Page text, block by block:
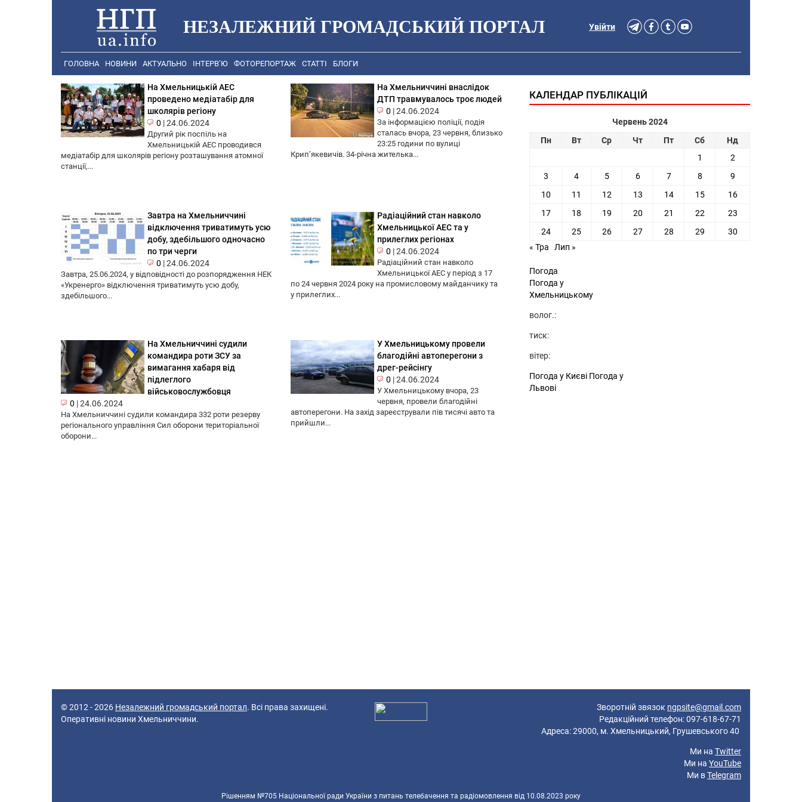
НЕЗАЛЕЖНИЙ ГРОМАДСЬКИЙ ПОРТАЛ Увійти
ГОЛОВНА НОВИНИ АКТУАЛЬНО ІНТЕРВ’Ю ФОТОРЕПОРТАЖ СТАТТІ БЛОГИ
На Хмельницькій АЕС
проведено медіатабір для
школярів регіону
0 |24.06.2024
Другий рік поспіль на
Хмельницькій АЕС проводився
медіатабір для школярів регіону розташування атомної
станції,...
На Хмельниччині внаслідок
ДТП травмувалось троє людей
0 |24.06.2024
За інформацією поліції, подія
сталась вчора, 23 червня, близько
23:25 години по вулиці
Крип’якевичів. 34-річна жителька...
Завтра на Хмельниччині
відключення триватимуть усю
добу, здебільшого одночасно
по три черги
0 |24.06.2024
Завтра, 25.06.2024, у відповідності до розпорядження НЕК
«Укренерго» відключення триватимуть усю добу,
здебільшого...
Радіаційний стан навколо
Хмельницької АЕС та у
прилеглих регіонах
0 |24.06.2024
Радіаційний стан навколо
Хмельницької АЕС у період з 17
по 24 червня 2024 року на промисловому майданчику та
у прилеглих...
На Хмельниччині судили
командира роти ЗСУ за
вимагання хабаря від
підлеглого
військовослужбовця
0 |24.06.2024
На Хмельниччині судили командира 332 роти резерву
регіонального управління Сил оборони територіальної
оборони...
У Хмельницькому провели
благодійні автоперегони з
дрег-рейсінгу
0 |24.06.2024
У Хмельницькому вчора, 23
червня, провели благодійні
автоперегони. На захід зареєстрували пів тисячі авто та
прийшли...
КАЛЕНДАР ПУБЛІКАЦІЙ
Червень 2024
Пн
Вт Ср Чт Пт Сб
Нд
1
2
3
4 5 6 7 8
9
10
11 12 13 14 15
16
17
18 19 20 21 22
23
24
25 26 27 28 29
30
« Тра
Лип »
Погода
Погода у
Хмельницькому
волог.:
тиск:
вітер:
Погода у Києві Погода у
Львові
© 2012 - 2026 Незалежний громадський портал. Всі права захищені.
Оперативні новини Хмельниччини.
Зворотній звязок ngpsite@gmail.com
Редакційний телефон: 097-618-67-71
Адреса: 29000, м. Хмельницький, Грушевського 40
Ми на Twitter
Ми на YouTube
Ми вTelegram
Рішенням №705 Національної ради України з питань телебачення та радіомовлення від 10.08.2023 року